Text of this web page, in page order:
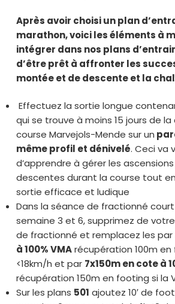
Après avoir choisi un plan
marathon, voici les éléments à
intégrer dans nos plans
d’être prêt à affronter les
montée et de descente et la
Effectuez la sortie longue
qui se trouve à moins 15 jours de
course Marvejols-Mende sur un
même profil et dénivelé. Ceci va
d’apprendre à gérer les
descentes durant la course tout
sortie efficace et ludique
Dans la séance de fractionné
semaine 3 et 6, supprimez de
de fractionné et remplacez les par
à 100% VMArécupération 100m en
<18km/h et par 7x150m en cote à
récupération 150m en footing si la
Sur les plans 501 ajoutez 10′ de